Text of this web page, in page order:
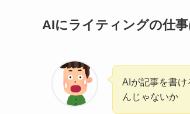
AIにライティングの仕
AIが記事を書け
んじゃないか